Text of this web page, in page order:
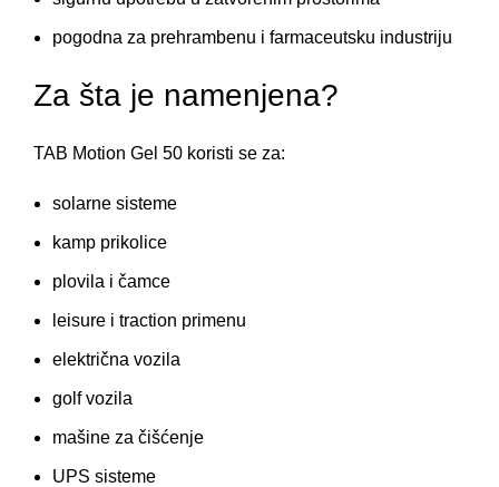
pogodna za prehrambenu i farmaceutsku industriju
Za šta je namenjena?
TAB Motion Gel 50 koristi se za:
solarne sisteme
kamp prikolice
plovila i čamce
leisure i traction primenu
električna vozila
golf vozila
mašine za čišćenje
UPS sisteme